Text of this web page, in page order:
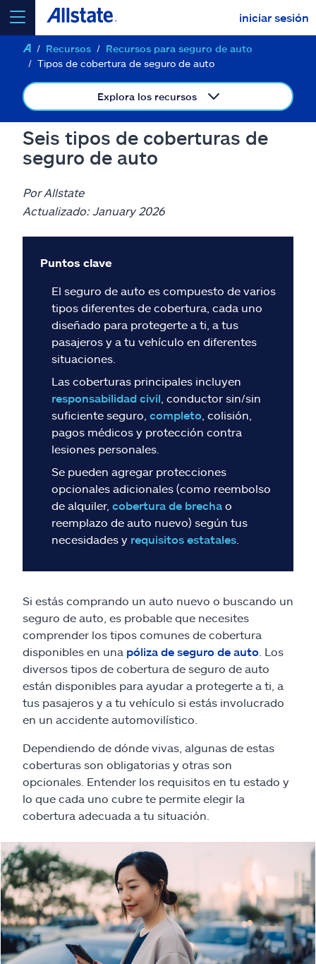
iniciar sesión
seleccionar un producto paracotizar
Select a Product
ir
Seguros y más
Reclamos
Asistencia y apoyo
Buscar agente
Explore Allstate
Ashburn, VA 20146
Recursos
Recursos para seguro de auto
Tipos de cobertura de seguro de auto
Explora los recursos
Seis tipos de coberturas de
seguro de auto
Por Allstate
Actualizado: January 2026
Puntos clave
El seguro de auto es compuesto de varios
tipos diferentes de cobertura, cada uno
diseñado para protegerte a ti, a tus
pasajeros y a tu vehículo en diferentes
situaciones.
Las coberturas principales incluyen
responsabilidad civil , conductor sin/sin
suficiente seguro, completo , colisión,
pagos médicos y protección contra
lesiones personales.
Se pueden agregar protecciones
opcionales adicionales (como reembolso
de alquiler, cobertura de brecha o
reemplazo de auto nuevo) según tus
necesidades y requisitos estatales
Si estás comprando un auto nuevo o buscando un
seguro de auto, es probable que necesites
comprender los tipos comunes de cobertura
disponibles en una póliza de seguro de auto . Los
diversos tipos de cobertura de seguro de auto
están disponibles para ayudar a protegerte a ti, a
tus pasajeros y a tu vehículo si estás involucrado
en un accidente automovilístico.
Dependiendo de dónde vivas, algunas de estas
coberturas son obligatorias y otras son
opcionales. Entender los requisitos en tu estado y
lo que cada uno cubre te permite elegir la
cobertura adecuada a tu situación.